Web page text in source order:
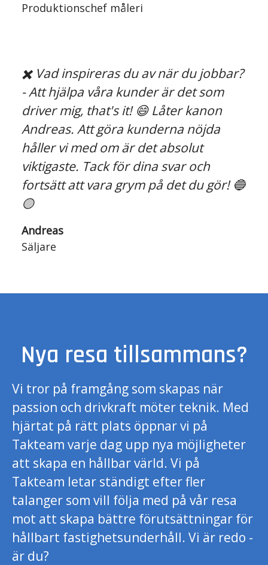
Produktionschef måleri
✖️ Vad inspireras du av när du jobbar?
- Att hjälpa våra kunder är det som
driver mig, that's it! 😄 Låter kanon
Andreas. Att göra kunderna nöjda
håller vi med om är det absolut
viktigaste. Tack för dina svar och
fortsätt att vara grym på det du gör! 🔵
🟡
Andreas
Säljare
Nya resa tillsammans?
Vi tror på framgång som skapas när
passion och drivkraft möter teknik. Med
hjärtat på rätt plats öppnar vi på
Takteam varje dag upp nya möjligheter
att skapa en hållbar värld. Vi på
Takteam letar ständigt efter fler
talanger som vill följa med på vår resa
mot att skapa bättre förutsättningar för
hållbart fastighetsunderhåll. Vi är redo -
är du?